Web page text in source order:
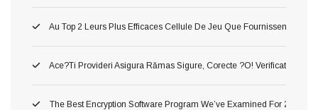
Au Top 2 Leurs Plus Efficaces Cellule De Jeu Que Fournissent Nos
Ace?ti Provideri Asigura Rămas Sigure, Corecte ?o! Verificate
The Best Encryption Software Program We’ve Examined For 2026